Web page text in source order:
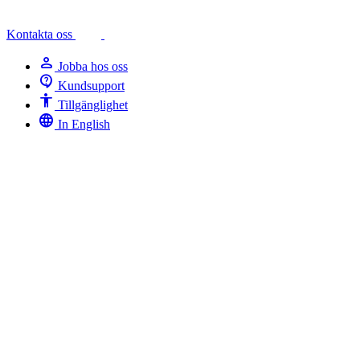
Kontakta oss
person Jobba hos oss
contact_support Kundsupport
Accessibility Tillgänglighet
language In English